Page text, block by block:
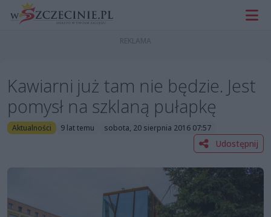
Kawiarni już tam nie będzie. Jest
pomysł na szklaną pułapkę
Aktualności 9 lat temu sobota, 20 sierpnia 2016 07:57
Udostępnij